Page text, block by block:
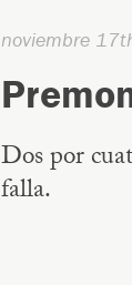
noviembre
Dos por
falla.